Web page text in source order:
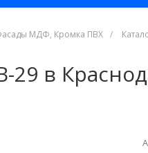
МДФ, Кромка ПВХ /
29 в